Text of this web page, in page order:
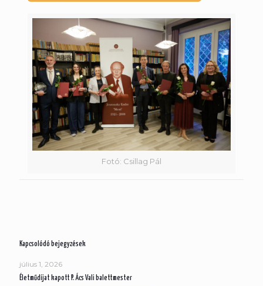
Fotó: Csillag Pál
Kapcsolódó bejegyzések
július 1, 2026
Életműdíjat kapott P. Ács Vali balettmester